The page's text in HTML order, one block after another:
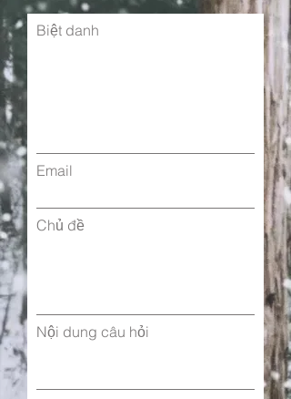
Biệt danh
Email
Chủ đề
Nội dung câu hỏi